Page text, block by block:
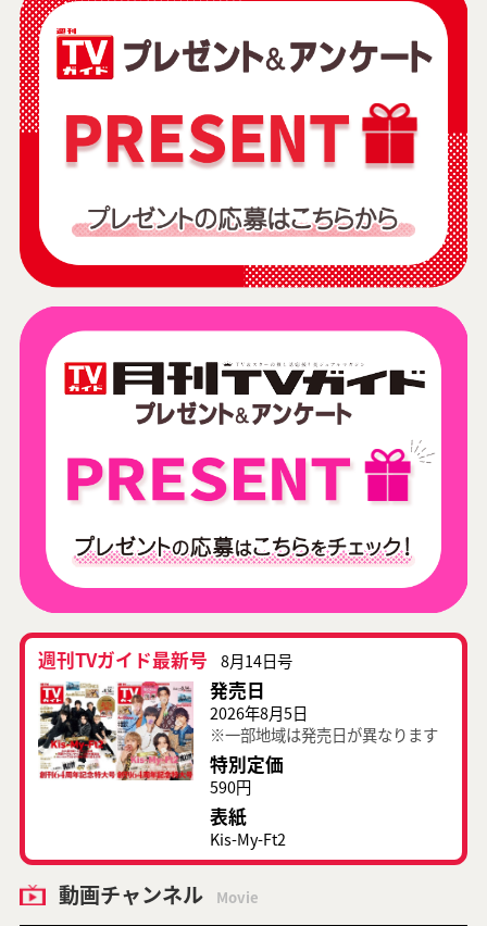
週刊TVガイド最新号 8月14日号
発売日
2026年8月5日
※一部地域は発売日が異なります
特別定価
590円
表紙
Kis-My-Ft2
動画チャンネル Movie